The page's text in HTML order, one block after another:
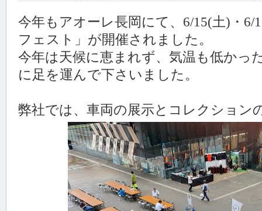
今年もアオーレ長岡にて、6/15(土)・
フェスト」が開催されました。
今年は天候に恵まれず、気温も低かっ
に足を運んで下さいました。
弊社では、車両の展示とコレクション